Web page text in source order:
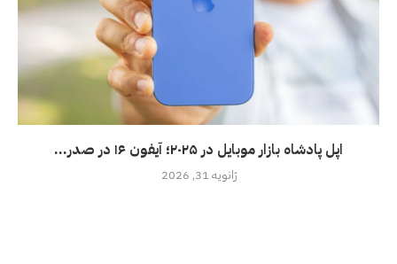
اپل پادشاه بازار موبایل در ۲۰۲۵؛ آیفون ۱۶ در صدر...
ژانویه 31, 2026